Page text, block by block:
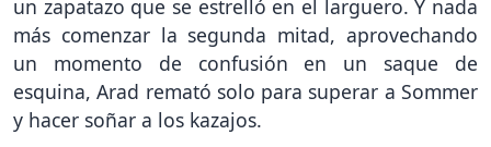
un zapatazo que se estrelló en el larguero. Y nada
más comenzar la segunda mitad, aprovechando
un momento de confusión en un saque de
esquina, Arad remató solo para superar a Sommer
y hacer soñar a los kazajos.